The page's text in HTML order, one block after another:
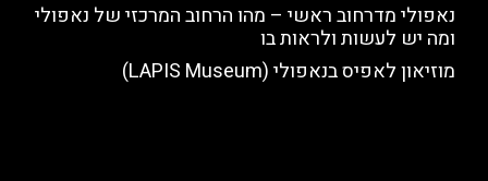
נאפולי מדרחוב ראשי – מהו הרחוב המרכזי של נאפולי
ומה יש לעשות ולראות בו
מוזיאון לאפיס בנאפולי (LAPIS Museum)